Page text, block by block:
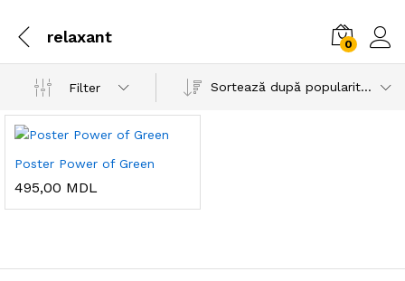
relaxant 0
Filter Sortează după popularitatea vânzărilor
Poster Power of Green
495,00 MDL